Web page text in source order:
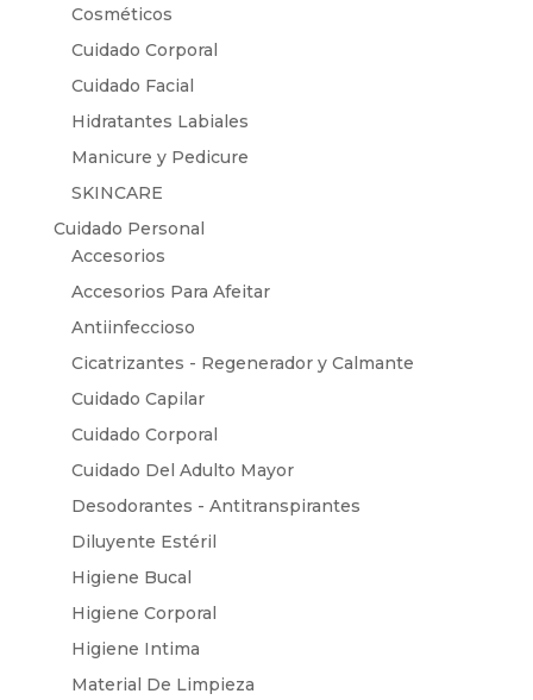
Cosméticos
Cuidado Corporal
Cuidado Facial
Hidratantes Labiales
Manicure y Pedicure
SKINCARE
Cuidado Personal
Accesorios
Accesorios Para Afeitar
Antiinfeccioso
Cicatrizantes - Regenerador y Calmante
Cuidado Capilar
Cuidado Corporal
Cuidado Del Adulto Mayor
Desodorantes - Antitranspirantes
Diluyente Estéril
Higiene Bucal
Higiene Corporal
Higiene Intima
Material De Limpieza